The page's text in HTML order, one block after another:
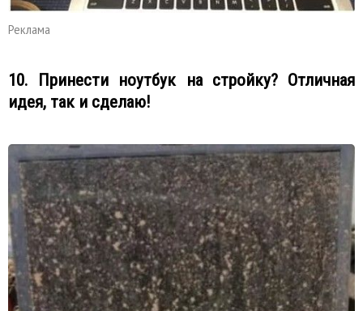
Реклама
10. Принести ноутбук на стройку? Отличная
идея, так и сделаю!